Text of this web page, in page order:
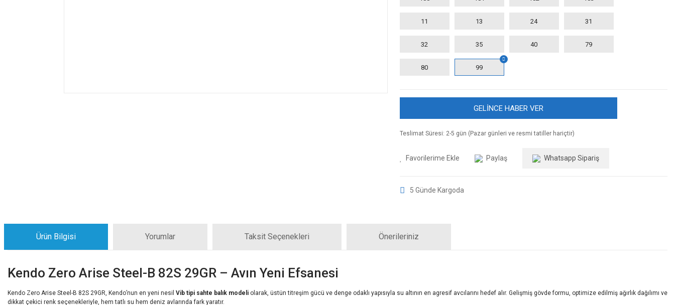
11 13 24 31
32 35 40 79
80 99
GELİNCE HABER VER
Teslimat Süresi: 2-5 gün (Pazar günleri ve resmi tatiller hariçtir)
Paylaş Whatsapp Sipariş
5 Günde Kargoda
Ürün Bilgisi Yorumlar Taksit Seçenekleri Önerileriniz
Kendo Zero Arise Steel-B 82S 29GR – Avın Yeni Efsanesi
Kendo Zero Arise Steel-B 82S 29GR, Kendo’nun en yeni nesil Vib tipi sahte balık modeli olarak, üstün titreşim gücü ve denge odaklı yapısıyla su altının en agresif avcılarını hedef alır. Gelişmiş gövde formu, optimize edilmiş ağırlık dağılımı ve
dikkat çekici renk seçenekleriyle, hem tatlı su hem deniz avlarında fark yaratır.